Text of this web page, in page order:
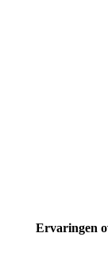
Ervaringen